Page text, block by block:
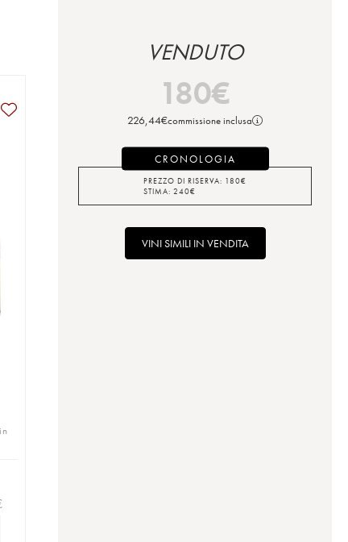
VENDUTO
180€
226,44€commissione inclusa
CRONOLOGIA
PREZZO DI RISERVA: 180€
STIMA: 240€
VINI SIMILI IN VENDITA